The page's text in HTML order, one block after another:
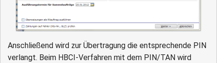
Anschließend wird zur Übertragung die entsprechende PIN
verlangt. Beim HBCI-Verfahren mit dem PIN/TAN wird